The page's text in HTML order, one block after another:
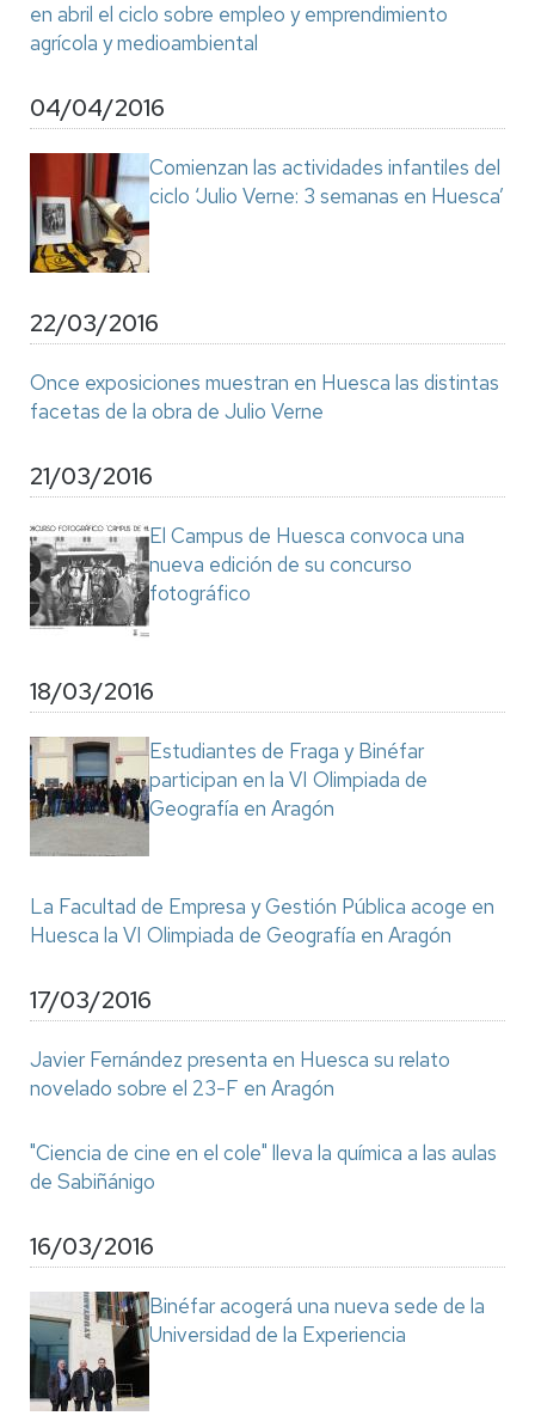
en abril el ciclo sobre empleo y emprendimiento
agrícola y medioambiental
04/04/2016
Comienzan las actividades infantiles del
ciclo ‘Julio Verne: 3 semanas en Huesca’
22/03/2016
Once exposiciones muestran en Huesca las distintas
facetas de la obra de Julio Verne
21/03/2016
El Campus de Huesca convoca una
nueva edición de su concurso
fotográfico
18/03/2016
Estudiantes de Fraga y Binéfar
participan en la VI Olimpiada de
Geografía en Aragón
La Facultad de Empresa y Gestión Pública acoge en
Huesca la VI Olimpiada de Geografía en Aragón
17/03/2016
Javier Fernández presenta en Huesca su relato
novelado sobre el 23-F en Aragón
"Ciencia de cine en el cole" lleva la química a las aulas
de Sabiñánigo
16/03/2016
Binéfar acogerá una nueva sede de la
Universidad de la Experiencia